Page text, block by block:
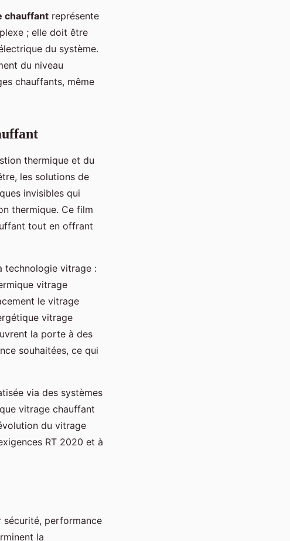
chauffant représente
; elle doit être
du système.
du niveau
chauffants, même
thermique et du
les solutions de
invisibles qui
thermique. Ce film
tout en offrant
technologie vitrage :
vitrage
le vitrage
vitrage
la porte à des
souhaitées, ce qui
via des systèmes
vitrage chauffant
du vitrage
RT 2020 et à
performance
la